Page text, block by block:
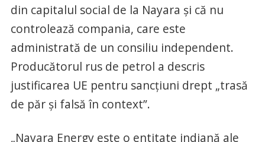
din capitalul social de la Nayara şi că nu
controlează compania, care este
administrată de un consiliu independent.
Producătorul rus de petrol a descris
justificarea UE pentru sancţiuni drept „trasă
de păr şi falsă în context”.
„Nayara Energy este o entitate indiană ale